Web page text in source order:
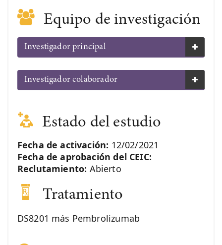
Equipo de investigación
Investigador principal
Investigador colaborador
Estado del estudio
Fecha de activación: 12/02/2021
Fecha de aprobación del CEIC:
Reclutamiento: Abierto
Tratamiento
DS8201 más Pembrolizumab